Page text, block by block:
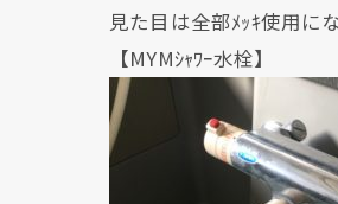
見た目は全部ﾒｯｷ使用に
【MYMｼｬﾜｰ水栓】